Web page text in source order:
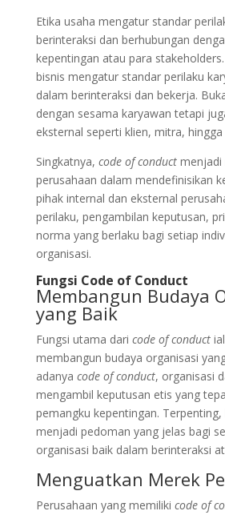
Etika usaha mengatur standar
berinteraksi dan berhubungan
kepentingan atau para
bisnis mengatur standar perilaku
dalam berinteraksi dan bekerja.
dengan sesama karyawan tetapi
eksternal seperti klien, mitra,
Singkatnya, code of conductmenjadi
perusahaan dalam mendefinisikan
pihak internal dan eksternal
perilaku, pengambilan keputusan,
norma yang berlaku bagi setiap
organisasi.
Fungsi Code of Conduct
Membangun Budaya
yang Baik
Fungsi utama dari code of conduct
membangun budaya organisasi
adanya code of conduct, organisasi
mengambil keputusan etis yang
pemangku kepentingan.
menjadi pedoman yang jelas bagi
organisasi baik dalam berinteraksi
Menguatkan Merek
Perusahaan yang memiliki code of